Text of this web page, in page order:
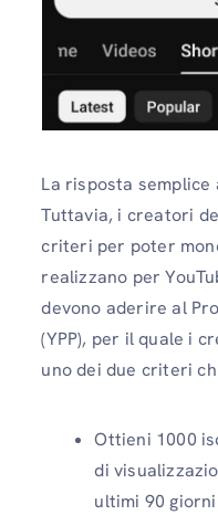
La risposta semplice
Tuttavia, i creatori
criteri per poter
realizzano per
devono aderire al
(YPP), per il quale i
uno dei due criteri
Ottieni 1000
di
ultimi 90